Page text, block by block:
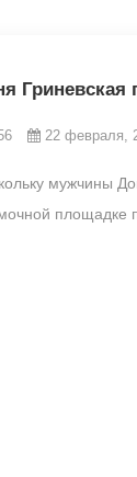
Гриневская
22 февраля,
мужчины
площадке